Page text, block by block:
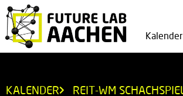
Kalender
KALENDER REIT-WM